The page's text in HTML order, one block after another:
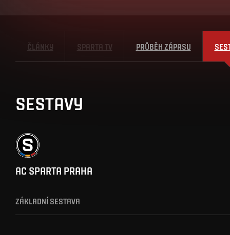
ČLÁNKY SPARTA TV PRŮBĚH ZÁPASU
SESTAVY
AC SPARTA PRAHA
ZÁKLADNÍ SESTAVA